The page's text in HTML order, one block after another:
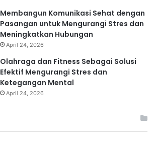
Membangun Komunikasi Sehat dengan
Pasangan untuk Mengurangi Stres dan
Meningkatkan Hubungan
April 24, 2026
Olahraga dan Fitness Sebagai Solusi
Efektif Mengurangi Stres dan
Ketegangan Mental
April 24, 2026